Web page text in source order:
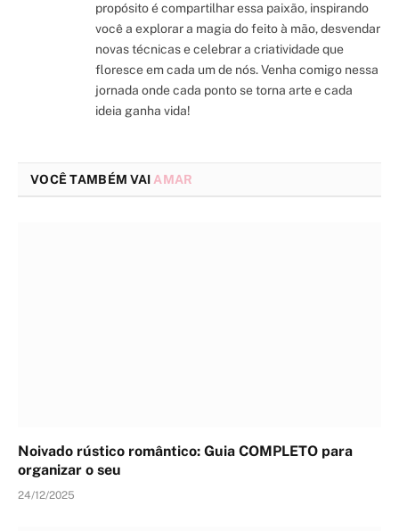
propósito é compartilhar essa paixão, inspirando
você a explorar a magia do feito à mão, desvendar
novas técnicas e celebrar a criatividade que
floresce em cada um de nós. Venha comigo nessa
jornada onde cada ponto se torna arte e cada
ideia ganha vida!
VOCÊ TAMBÉM VAI AMAR
Noivado rústico romântico: Guia COMPLETO para
organizar o seu
24/12/2025